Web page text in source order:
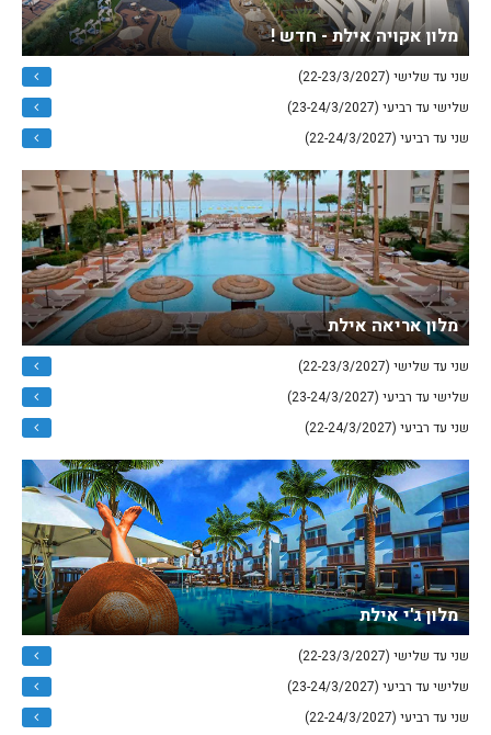
מלון אקויה אילת - חדש !
שני עד שלישי (22-23/3/2027)
שלישי עד רביעי (23-24/3/2027)
שני עד רביעי (22-24/3/2027)
מלון אריאה אילת
שני עד שלישי (22-23/3/2027)
שלישי עד רביעי (23-24/3/2027)
שני עד רביעי (22-24/3/2027)
מלון ג'י אילת
שני עד שלישי (22-23/3/2027)
שלישי עד רביעי (23-24/3/2027)
שני עד רביעי (22-24/3/2027)